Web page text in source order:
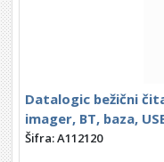
Datalogic bežični
imager, BT, baza,
Šifra: A112120